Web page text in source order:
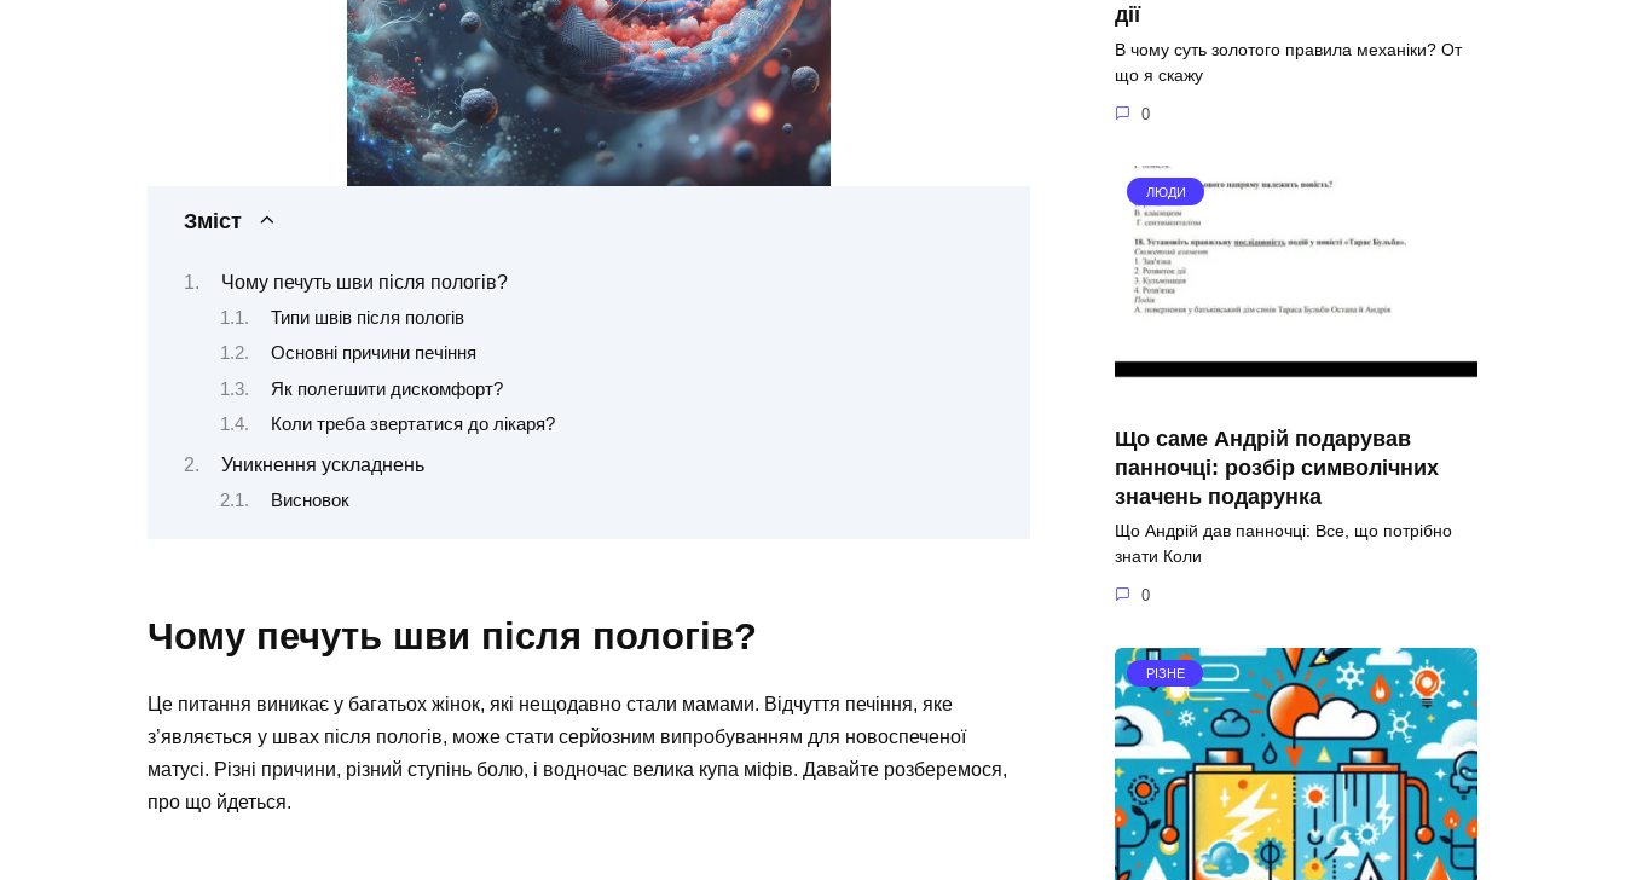
Зміст
Чому печуть шви після пологів?
Типи швів після пологів
Основні причини печіння
Як полегшити дискомфорт?
Коли треба звертатися до лікаря?
Уникнення ускладнень
Висновок
Чому печуть шви після пологів?
Це питання виникає у багатьох жінок, які нещодавно стали мамами. Відчуття печіння, яке
з’являється у швах після пологів, може стати серйозним випробуванням для новоспеченої
матусі. Різні причини, різний ступінь болю, і водночас велика купа міфів. Давайте розберемося,
про що йдеться.
дії
В чому суть золотого правила механіки? От
що я скажу
0
ЛЮДИ
Що саме Андрій подарував
панночці: розбір символічних
значень подарунка
Що Андрій дав панночці: Все, що потрібно
знати Коли
0
РІЗНЕ